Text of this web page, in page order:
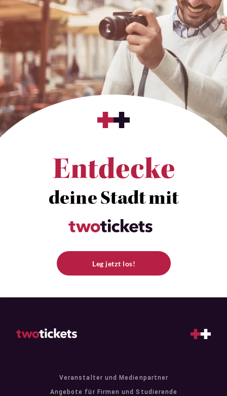
Entdecke
deine Stadt mit
Leg jetzt los!
Veranstalter und Medienpartner
Angebote für Firmen und Studierende